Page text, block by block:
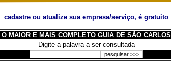
cadastre ou atualize sua empresa/serviço, é gratuito
O MAIOR E MAIS COMPLETO GUIA DE SÃO CARLOS
Digite a palavra a ser consultada